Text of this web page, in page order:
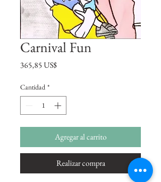
Carnival Fun
365,85 US$Precio
Cantidad *
Agregar al carrito
Realizar compra